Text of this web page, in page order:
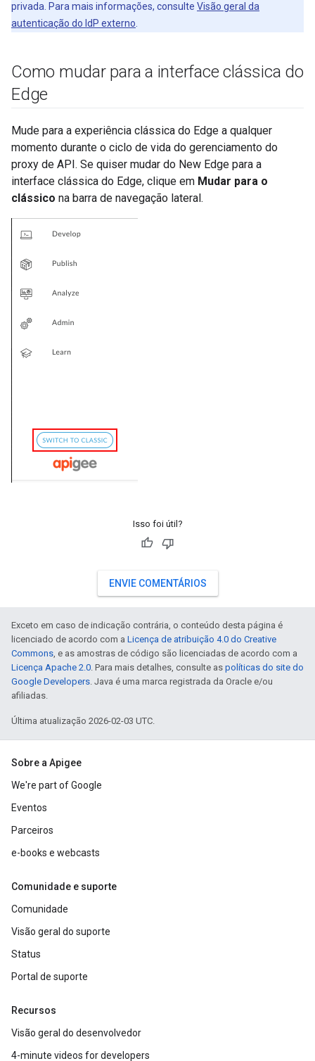
privada. Para mais informações, consulte Visão geral da
autenticação do IdP externo
Como mudar para a interface clássica do
Edge
Mude para a experiência clássica do Edge a qualquer
momento durante o ciclo de vida do gerenciamento do
proxy de API. Se quiser mudar do New Edge para a
interface clássica do Edge, clique em Mudar para o
clássico na barra de navegação lateral.
Isso foi útil?
ENVIE COMENTÁRIOS
Exceto em caso de indicação contrária, o conteúdo desta página é
licenciado de acordo com a Licença de atribuição 4.0 do Creative
Commons, e as amostras de código são licenciadas de acordo com a
Licença Apache 2.0. Para mais detalhes, consulte as políticas do site do
Google Developers. Java é uma marca registrada da Oracle e/ou
afiliadas.
Última atualização 2026-02-03 UTC.
Sobre a Apigee
We're part of Google
Eventos
Parceiros
e-books e webcasts
Comunidade e suporte
Comunidade
Visão geral do suporte
Status
Portal de suporte
Recursos
Visão geral do desenvolvedor
4-minute videos for developers